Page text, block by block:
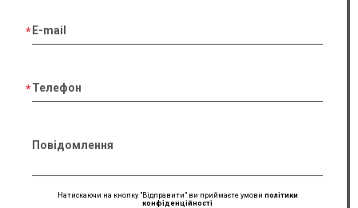
E-mail
Телефон
Повідомлення
Натискаючи на кнопку "Відправити" ви приймаєте умови політики
конфіденційності